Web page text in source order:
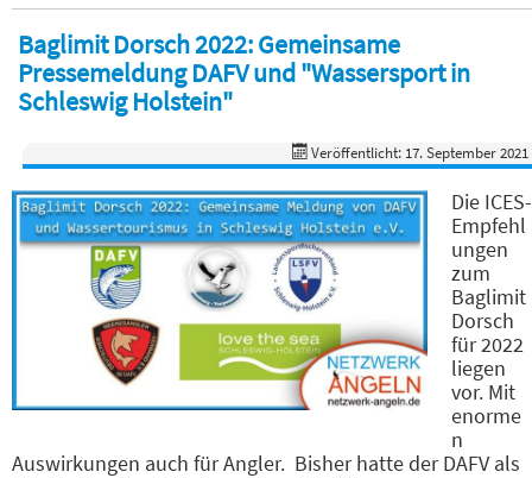
Baglimit Dorsch 2022: Gemeinsame
Pressemeldung DAFV und "Wassersport in
Schleswig Holstein"
Veröffentlicht: 17. September 2021
Die ICES-
Empfehl
ungen
zum
Baglimit
Dorsch
für 2022
liegen
vor. Mit
enorme
n
Auswirkungen auch für Angler. Bisher hatte der DAFV als